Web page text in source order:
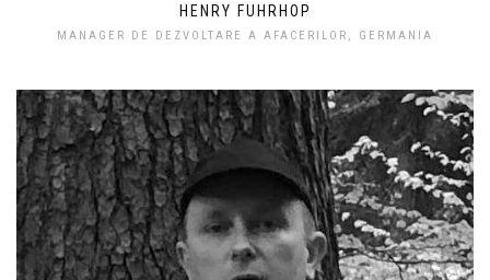
HENRY FUHRHOP
MANAGER DE DEZVOLTARE A AFACERILOR, GERMANIA